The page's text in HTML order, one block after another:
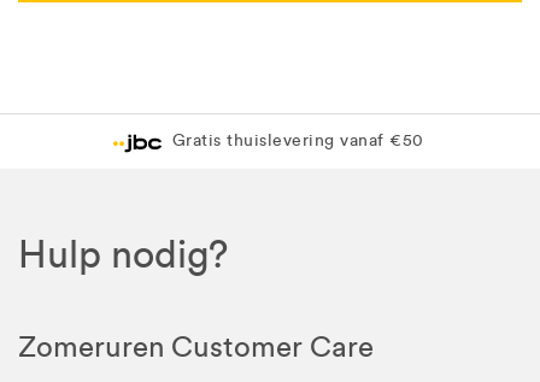
Levering in 1 pakket
Gratis levering in JBC-winkel
Hulp nodig?
Zomeruren Customer Care